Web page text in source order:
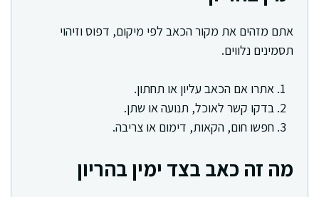
אתם מזהים את מקור הכאב לפי מיקום, דפוס וזיהוי
תסמינים נלווים.
אתרו אם הכאב עליון או תחתון.
בדקו קשר לאוכל, תנועה או שתן.
חפשו חום, הקאות, דימום או צריבה.
מה זה כאב בצד ימין בהריון